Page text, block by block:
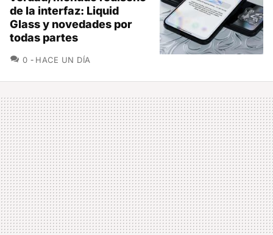
de la interfaz: Liquid
Glass y novedades por
todas partes
0 COMENTARIOS
HACE UN DÍA